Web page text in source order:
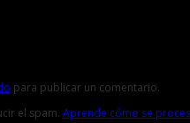
para publicar un comentario.
el spam. Aprende cómo se